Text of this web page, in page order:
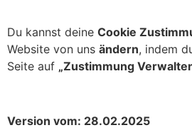
Du kannst deine Cookie
Website von uns ändern, indem
Seite auf „Zustimmung
Version vom: 28.02.2025